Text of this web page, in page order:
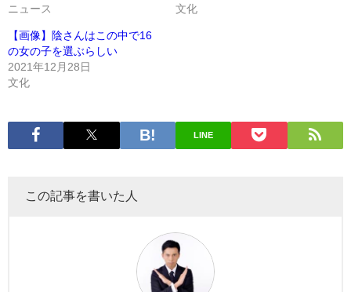
ニュース
文化
【画像】陰さんはこの中で16
の女の子を選ぶらしい
2021年12月28日
文化
LINE
この記事を書いた人